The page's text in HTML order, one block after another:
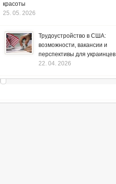
красоты
25. 05. 2026
Трудоустройство в США:
возможности, вакансии и
перспективы для украинцев
22. 04. 2026